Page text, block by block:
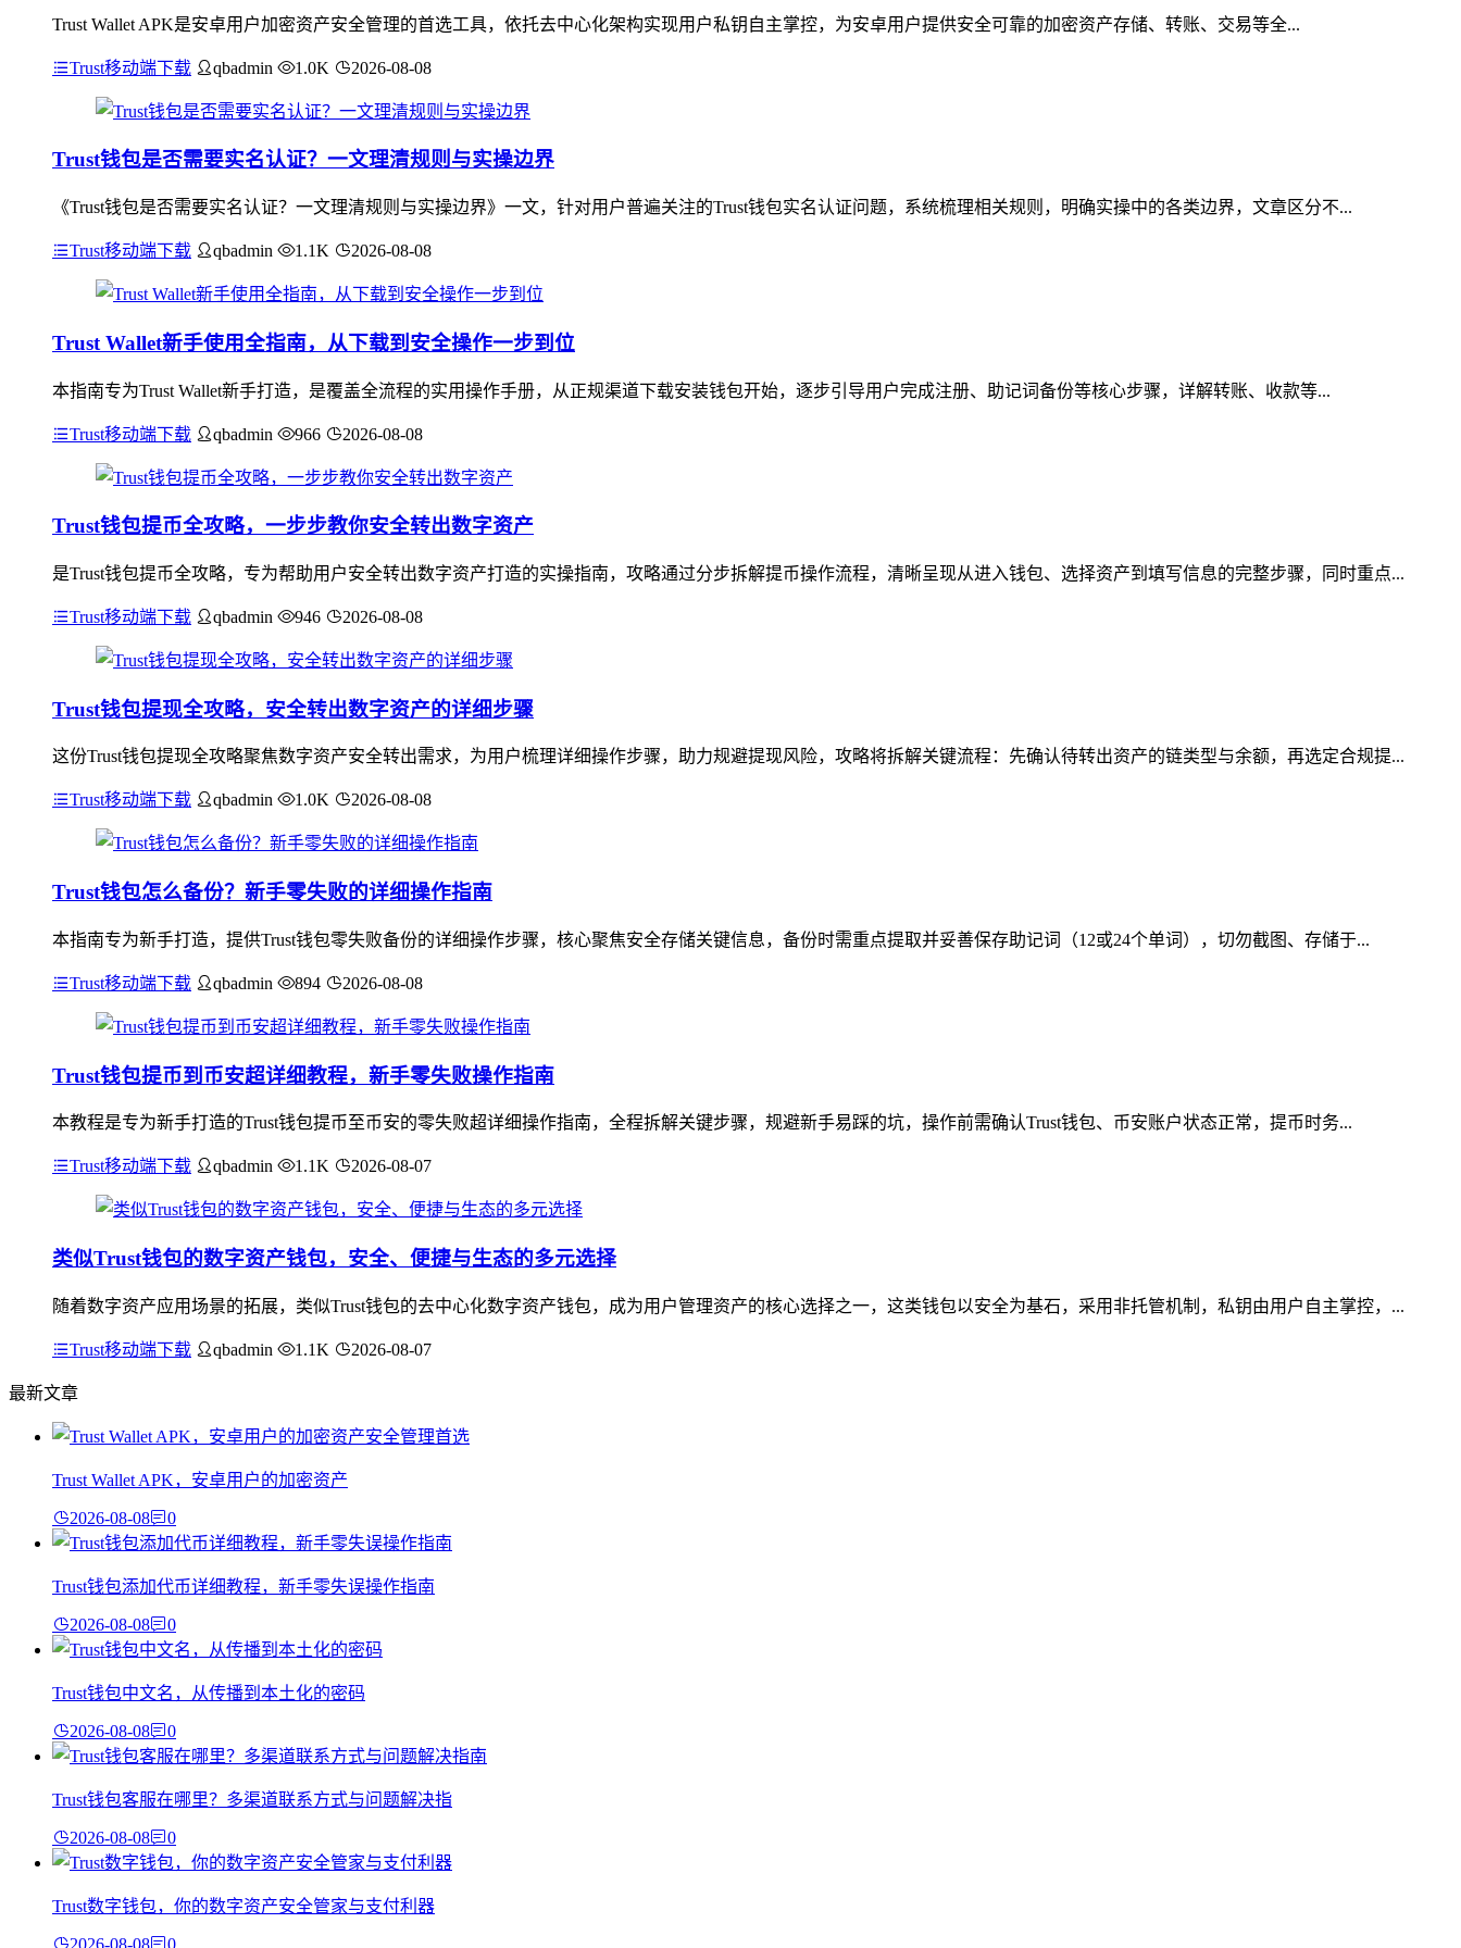
Trust Wallet APK是安卓用户加密资产安全管理的首选工具，依托去中心化架构实现用户私钥自主掌控，为安卓用户提供安全可靠的加密资产存储、转账、交易等全...
Trust移动端下载 qbadmin 1.0K 2026-08-08
Trust钱包是否需要实名认证？一文理清规则与实操边界
《Trust钱包是否需要实名认证？一文理清规则与实操边界》一文，针对用户普遍关注的Trust钱包实名认证问题，系统梳理相关规则，明确实操中的各类边界，文章区分不...
Trust移动端下载 qbadmin 1.1K 2026-08-08
Trust Wallet新手使用全指南，从下载到安全操作一步到位
本指南专为Trust Wallet新手打造，是覆盖全流程的实用操作手册，从正规渠道下载安装钱包开始，逐步引导用户完成注册、助记词备份等核心步骤，详解转账、收款等...
Trust移动端下载 qbadmin 966 2026-08-08
Trust钱包提币全攻略，一步步教你安全转出数字资产
是Trust钱包提币全攻略，专为帮助用户安全转出数字资产打造的实操指南，攻略通过分步拆解提币操作流程，清晰呈现从进入钱包、选择资产到填写信息的完整步骤，同时重点...
Trust移动端下载 qbadmin 946 2026-08-08
Trust钱包提现全攻略，安全转出数字资产的详细步骤
这份Trust钱包提现全攻略聚焦数字资产安全转出需求，为用户梳理详细操作步骤，助力规避提现风险，攻略将拆解关键流程：先确认待转出资产的链类型与余额，再选定合规提...
Trust移动端下载 qbadmin 1.0K 2026-08-08
Trust钱包怎么备份？新手零失败的详细操作指南
本指南专为新手打造，提供Trust钱包零失败备份的详细操作步骤，核心聚焦安全存储关键信息，备份时需重点提取并妥善保存助记词（12或24个单词），切勿截图、存储于...
Trust移动端下载 qbadmin 894 2026-08-08
Trust钱包提币到币安超详细教程，新手零失败操作指南
本教程是专为新手打造的Trust钱包提币至币安的零失败超详细操作指南，全程拆解关键步骤，规避新手易踩的坑，操作前需确认Trust钱包、币安账户状态正常，提币时务...
Trust移动端下载 qbadmin 1.1K 2026-08-07
类似Trust钱包的数字资产钱包，安全、便捷与生态的多元选择
随着数字资产应用场景的拓展，类似Trust钱包的去中心化数字资产钱包，成为用户管理资产的核心选择之一，这类钱包以安全为基石，采用非托管机制，私钥由用户自主掌控，...
Trust移动端下载 qbadmin 1.1K 2026-08-07
最新文章
Trust Wallet APK，安卓用户的加密资产
2026-08-08 0
Trust钱包添加代币详细教程，新手零失误操作指南
2026-08-08 0
Trust钱包中文名，从传播到本土化的密码
2026-08-08 0
Trust钱包客服在哪里？多渠道联系方式与问题解决指
2026-08-08 0
Trust数字钱包，你的数字资产安全管家与支付利器
2026-08-08 0